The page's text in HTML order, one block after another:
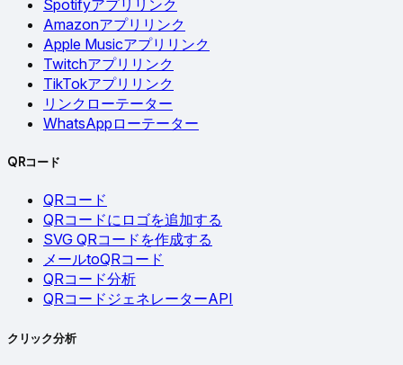
Spotifyアプリリンク
Amazonアプリリンク
Apple Musicアプリリンク
Twitchアプリリンク
TikTokアプリリンク
リンクローテーター
WhatsAppローテーター
QRコード
QRコード
QRコードにロゴを追加する
SVG QRコードを作成する
メールtoQRコード
QRコード分析
QRコードジェネレーターAPI
クリック分析